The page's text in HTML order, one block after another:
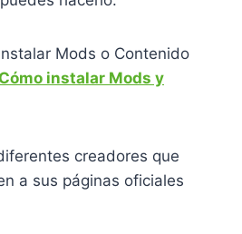
Mods o Contenido
Cómo instalar Mods y
creadores que
a sus páginas oficiales